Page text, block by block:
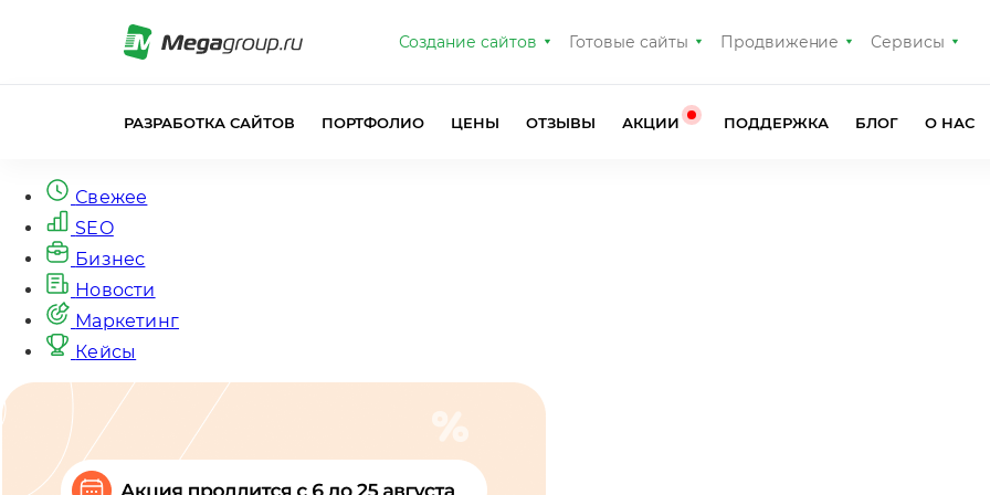
Создание сайтов Готовые сайты Продвижение Сервисы
РАЗРАБОТКА САЙТОВ ПОРТФОЛИО ЦЕНЫ ОТЗЫВЫ АКЦИИ ПОДДЕРЖКА БЛОГ О НАС
Свежее
SEO
Бизнес
Новости
Маркетинг
Кейсы